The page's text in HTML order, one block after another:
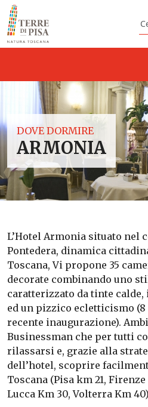
Vai al contenuto
DOVE DORMIRE
ARMONIA
L’Hotel Armonia situato nel
Pontedera, dinamica
Toscana, Vi propone 35
decorate combinando uno
caratterizzato da tinte
ed un pizzico ecletticismo (8
recente inaugurazione).
Businessman che per tutti
rilassarsi e, grazie alla
dell’hotel, scoprire
Toscana (Pisa km 21,
Lucca Km 30, Volterra Km 40)